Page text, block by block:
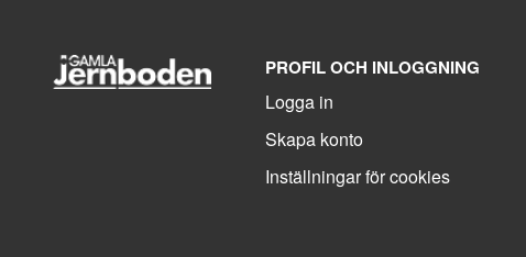
PROFIL OCH INLOGGNING
Logga in
Skapa konto
Inställningar för cookies